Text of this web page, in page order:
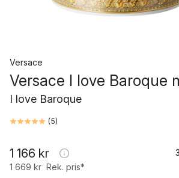
Versace
Versace I love Baroque
I love Baroque
(5)
1 166 kr
1 669 kr Rek. pris*